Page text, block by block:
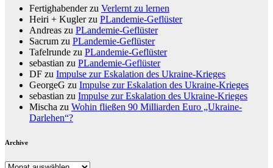
Fertighabenderzu Verlernt zu lernen
Heiri + Kuglerzu PLandemie-Geflüster
Andreas zu PLandemie-Geflüster
Sacrum zu PLandemie-Geflüster
Tafelrunde zu PLandemie-Geflüster
sebastian zu PLandemie-Geflüster
DF zu Impulse zur Eskalation des Ukraine-Krieges
GeorgeG zu Impulse zur Eskalation des Ukraine-Krieges
sebastian zu Impulse zur Eskalation des Ukraine-Krieges
Mischa zu Wohin fließen 90 Milliarden Euro „Ukraine-
Darlehen“?
Archive